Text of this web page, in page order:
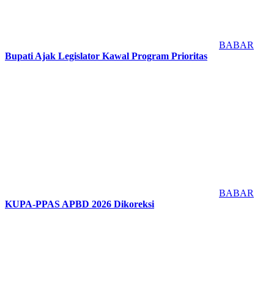
BABAR
Bupati Ajak Legislator Kawal Program Prioritas
BABAR
KUPA-PPAS APBD 2026 Dikoreksi